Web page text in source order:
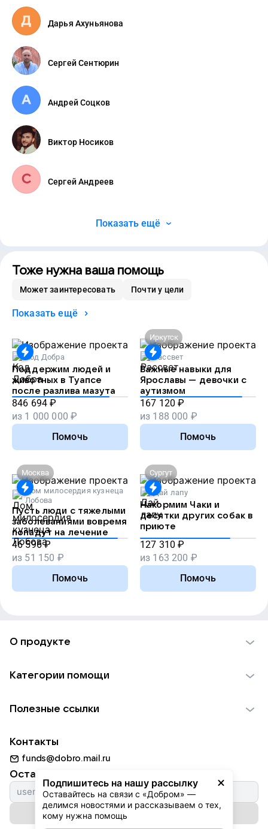
Дарья Ахуньянова
Сергей Сентюрин
Андрей Соцков
Виктор Носиков
Сергей Андреев
Показать ещё
Тоже нужна ваша помощь
Может заинтересовать Почти у цели
Показать ещё
Код Добра
Поддержим людей и
животных в Туапсе
после разлива мазута
846 694 ₽
из 1 000 000 ₽
Помочь
Иркутск
Рассвет
Важные навыки для
Ярославы — девочки с
аутизмом
167 120 ₽
из 188 000 ₽
Помочь
Москва
Дом милосердия кузнеца
Лобова
Пусть люди с тяжелыми
заболеваниями вовремя
попадут на лечение
46 596 ₽
из 51 150 ₽
Помочь
Сургут
Дай лапу
Накормим Чаки и
десятки других собак в
приюте
127 310 ₽
из 163 200 ₽
Помочь
Подпишитесь на нашу рассылку
Оставайтесь на связи с «Добром» —
делимся новостями и рассказываем о тех,
кому нужна помощь
О продукте
Использование материалов
Для НКО
Партнерам
Категории помощи
Пожилым
Животным
Природе
Культуре
Фондам
Полезные ссылки
Добрый день
Истории
Автоплатежи
Контакты
funds@dobro.mail.ru
Оставайтесь с нами
Подписаться на рассылку